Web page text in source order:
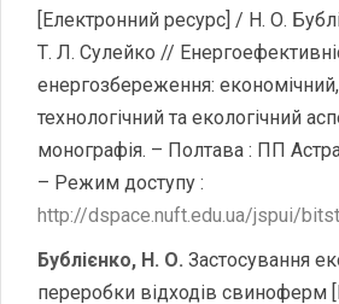
[Електронний ресурс] / Н. О.
Т. Л. Сулейко //
енергозбереження: економічний,
технологічний та екологічний
монографія. – Полтава : ПП
– Режим доступу :
http://dspace.nuft.edu.ua/jspui/
Бублієнко, Н. О. Застосування
переробки відходів свиноферм